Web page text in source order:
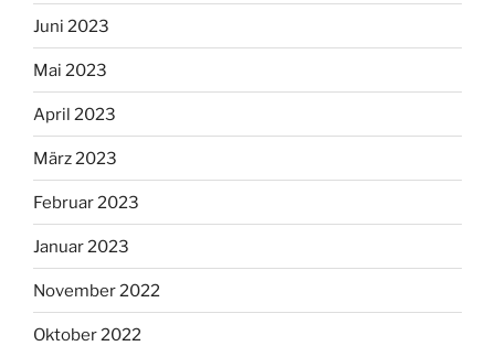
Juni 2023
Mai 2023
April 2023
März 2023
Februar 2023
Januar 2023
November 2022
Oktober 2022